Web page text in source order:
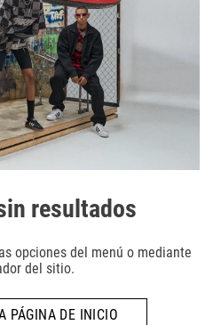
resultados
opciones del menú o mediante
del sitio.
PÁGINA DE INICIO